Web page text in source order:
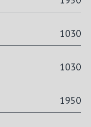
1030
1030
1950